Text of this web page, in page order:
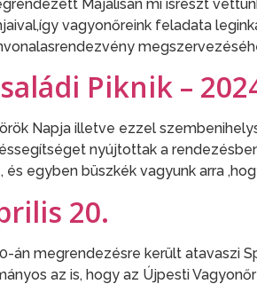
Majálisán mi isrészt
vagyonőreink feladata
Piknik –
Napja illetve ezzel
nyújtottak a
egyben büszkék vagyunk arra
20.
án megrendezésre került atavaszi
az is, hogy az Újpesti